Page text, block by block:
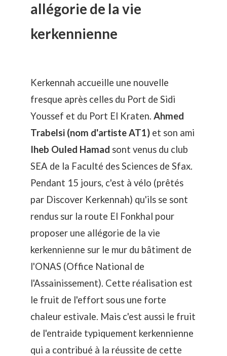
allégorie de la vie
kerkennienne
Kerkennah accueille une nouvelle
fresque après celles du Port de Sidi
Youssef et du Port El Kraten. Ahmed
Trabelsi (nom d'artiste AT1) et son ami
Iheb Ouled Hamad sont venus du club
SEA de la Faculté des Sciences de Sfax.
Pendant 15 jours, c'est à vélo (prêtés
par Discover Kerkennah) qu'ils se sont
rendus sur la route El Fonkhal pour
proposer une allégorie de la vie
kerkennienne sur le mur du bâtiment de
l'ONAS (Office National de
l'Assainissement). Cette réalisation est
le fruit de l'effort sous une forte
chaleur estivale. Mais c'est aussi le fruit
de l'entraide typiquement kerkennienne
qui a contribué à la réussite de cette